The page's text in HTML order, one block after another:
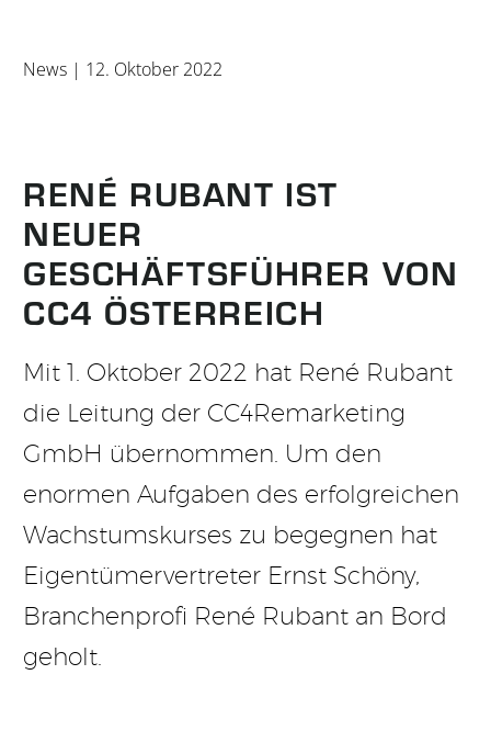
News | 12. Oktober 2022
RENÉ RUBANT IST
NEUER
GESCHÄFTSFÜHRER VON
CC4 ÖSTERREICH
Mit 1. Oktober 2022 hat René Rubant
die Leitung der CC4Remarketing
GmbH übernommen. Um den
enormen Aufgaben des erfolgreichen
Wachstumskurses zu begegnen hat
Eigentümervertreter Ernst Schöny,
Branchenprofi René Rubant an Bord
geholt.